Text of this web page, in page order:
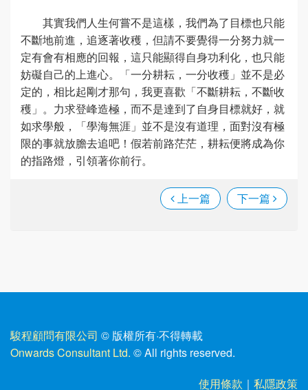
其實我們人生何嘗不是這樣，我們為了目標也只能
不斷地前進，追逐著收穫，但請不要覺得一分努力就一
定有會有相應的回報，這只能顯得自身功利化，也只能
妨礙自己的上進心。「一分耕耘，一分收穫」並不是必
定的，相比起剛才那句，我更喜歡「不斷耕耘，不斷收
穫」。力求登峰造極，而不是達到了自身目標就好，就
如求學般，「學海無涯」並不是沒有道理，面對沒有極
限的事就放膽去追吧！假若前路茫茫，耕耘便將成為你
的指路燈，引領著你前行。
上一篇 下一篇
駿程顧問有限公司 © 版權所有·不得轉載
Onwards Consultant Ltd. © All rights reserved.
使用條款 ｜ 私隱政策